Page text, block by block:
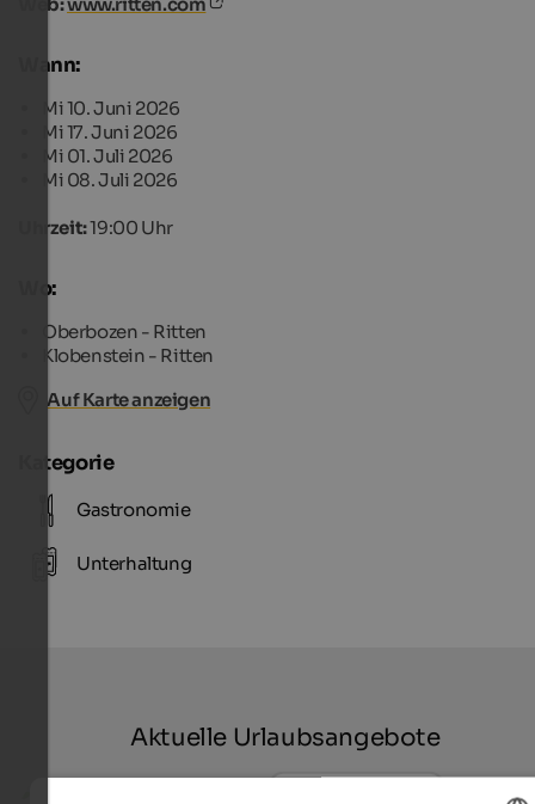
Wann:
Mi 10. Juni 2026
Mi 17. Juni 2026
Mi 01. Juli 2026
Mi 08. Juli 2026
Uhrzeit:19:00 Uhr
Wo:
Oberbozen - Ritten
Klobenstein - Ritten
Auf Karte anzeigen
Kategorie
Gastronomie
Unterhaltung
Aktuelle Urlaubsangebote